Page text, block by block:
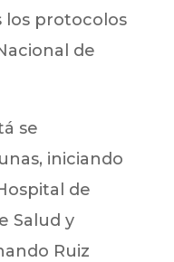
protocolos
de
se
iniciando
de
Salud y
Ruiz